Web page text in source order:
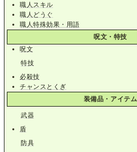
職人スキル
職人どうぐ
職人特殊効果・用語
呪文・特技
呪文
特技
必殺技
チャンスとくぎ
装備品・アイテム
武器
盾
防具